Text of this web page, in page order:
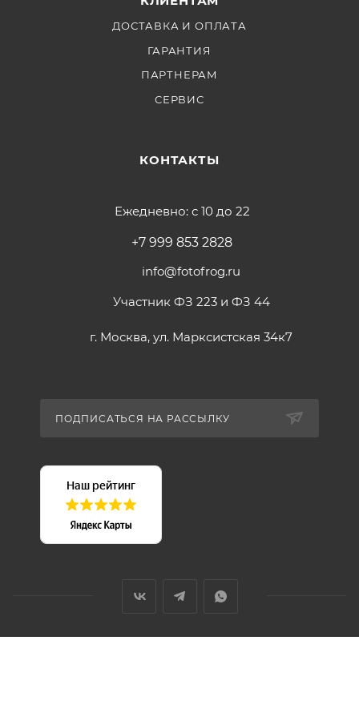
ДОСТАВКА И ОПЛАТА
ГАРАНТИЯ
ПАРТНЕРАМ
СЕРВИС
КОНТАКТЫ
Ежедневно: с 10 до 22
+7 999 853 2828
info@fotofrog.ru
Участник ФЗ 223 и ФЗ 44
г. Москва, ул. Марксистская 34к7
ПОДПИСАТЬСЯ НА РАССЫЛКУ